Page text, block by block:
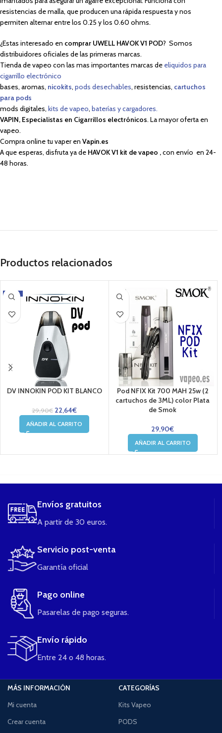
resistencias de malla, que producen una rápida respuesta y nos
permiten alternar entre los 0.25 y los 0.60 ohms.
¿Estas interesado en comprar UWELL HAVOK V1 POD? Somos
distribuidores oficiales de las primeras marcas.
Tienda de vapeo con las mas importantes marcas de eliquidos para
cigarrillo electrónico
bases, aromas, nicokits, pods desechables, resistencias, cartuchos
para pods
mods digitales, kits de vapeo, baterías y cargadores.
VAPIN, Especialistas en Cigarrillos electrónicos. La mayor oferta en
vapeo.
Compra online tu vaper en Vapin.es
A que esperas, disfruta ya de HAVOK V1 kit de vapeo ,con envío en 24-
48 horas.
Productos relacionados
-24%
DV INNOKIN POD KIT BLANCO
29,90€ 22,64€
AÑADIR AL CARRITO
Pod NFIX Kit 700 MAH 25w (2
cartuchos de 3ML) color Plata
de Smok
29,90€
AÑADIR AL CARRITO
Envíos gratuitos
A partir de 30 euros.
Servicio post-venta
Garantía oficial
Pago online
Pasarelas de pago seguras.
Envío rápido
Entre 24 o 48 horas.
MÁS INFORMACIÓN
Mi cuenta
Crear cuenta
CATEGORÍAS
Kits Vapeo
PODS